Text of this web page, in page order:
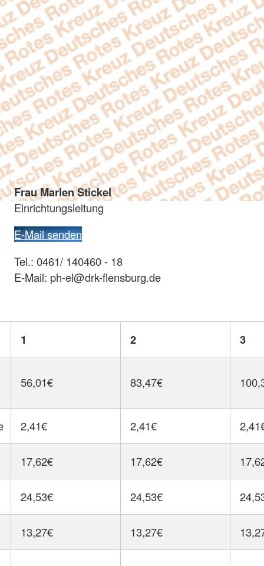
Frau Marlen Stickel
Einrichtungsleitung
E-Mail senden
Tel.: 0461/ 140460 - 18
E-Mail: ph-el@drk-flensburg.de
1 2 3
56,01€ 83,47€
2,41€ 2,41€
17,62€ 17,62€
24,53€ 24,53€
13,27€ 13,27€